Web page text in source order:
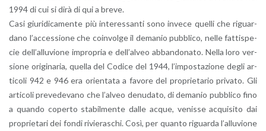
1994 di cui si dirà di qui a breve.
Casi giu­ri­di­ca­men­te più in­te­res­san­ti sono in­ve­ce quel­li che ri­guar­
da­no l’ac­ces­sio­ne che coin­vol­ge il de­ma­nio pub­bli­co, nelle fat­ti­spe­
cie del­l’al­lu­vio­ne im­pro­pria e del­l’al­veo ab­ban­do­na­to. Nella loro ver­
sio­ne ori­gi­na­ria, quel­la del Co­di­ce del 1944, l’im­po­sta­zio­ne degli ar­
ti­co­li 942 e 946 era orien­ta­ta a fa­vo­re del pro­prie­ta­rio pri­va­to. Gli
ar­ti­co­li pre­ve­de­va­no che l’al­veo de­nu­da­to, di de­ma­nio pub­bli­co fino
a quan­do co­per­to sta­bil­men­te dalle acque, ve­nis­se ac­qui­si­to dai
pro­prie­ta­ri dei fondi ri­vie­ra­schi. Così, per quan­to ri­guar­da l’al­lu­vio­ne